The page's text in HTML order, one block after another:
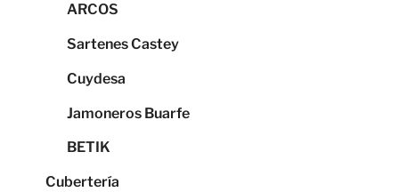
ARCOS
Sartenes Castey
Cuydesa
Jamoneros Buarfe
BETIK
Cubertería